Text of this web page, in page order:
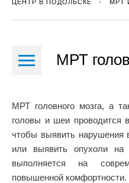
ЦЕНТР В ПОДОЛЬСКЕ МРТ
МРТ
МРТ головного мозга, а
головы и шеи проводится
чтобы выявить нарушения
или выявить опухоли на
выполняется на
повышенной комфортности.